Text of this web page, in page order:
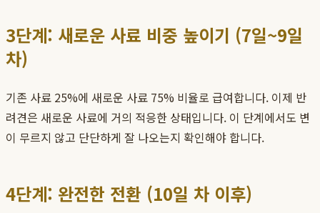
3단계: 새로운 사료 비중 높이기 (7일~9일
차)
기존 사료 25%에 새로운 사료 75% 비율로 급여합니다. 이제 반
려견은 새로운 사료에 거의 적응한 상태입니다. 이 단계에서도 변
이 무르지 않고 단단하게 잘 나오는지 확인해야 합니다.
4단계: 완전한 전환 (10일 차 이후)